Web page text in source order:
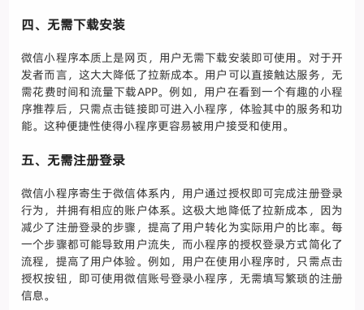
四、无需下载安装
微信小程序本质上是网页，用户无需下载安装即可使用。对于开
发者而言，这大大降低了拉新成本。用户可以直接触达服务，无
需花费时间和流量下载APP。例如，用户在看到一个有趣的小程
序推荐后，只需点击链接即可进入小程序，体验其中的服务和功
能。这种便捷性使得小程序更容易被用户接受和使用。
五、无需注册登录
微信小程序寄生于微信体系内，用户通过授权即可完成注册登录
行为，并拥有相应的账户体系。这极大地降低了拉新成本，因为
减少了注册登录的步骤，提高了用户转化为实际用户的比率。每
一个步骤都可能导致用户流失，而小程序的授权登录方式简化了
流程，提高了用户体验。例如，用户在使用小程序时，只需点击
授权按钮，即可使用微信账号登录小程序，无需填写繁琐的注册
信息。